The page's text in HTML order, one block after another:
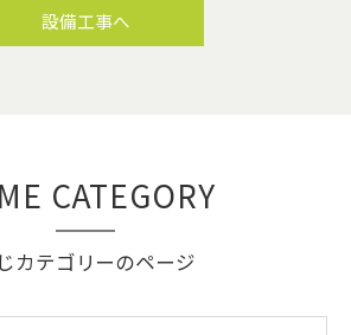
設備工事へ
カテゴリーのページ
CATEGORY